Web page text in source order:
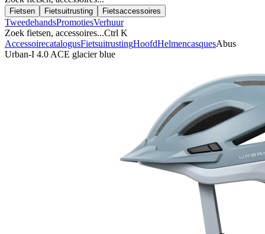
Fietsen Fietsuitrusting Fietsaccessoires
TweedehandsPromotiesVerhuur
Zoek fietsen, accessoires...Ctrl K
AccessoirecatalogusFietsuitrustingHoofdHelmencasquesAbus
Urban-I 4.0 ACE glacier blue